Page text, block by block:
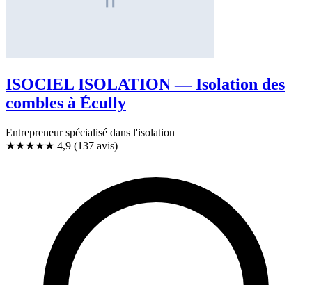
ISOCIEL ISOLATION — Isolation des
combles à Écully
Entrepreneur spécialisé dans l'isolation
★★★★★ 4,9 (137 avis)